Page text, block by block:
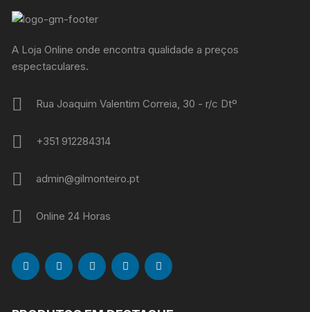
A Loja Online onde encontra qualidade a preços
espectaculares.
Rua Joaquim Valentim Correia, 30 - r/c Dtº
+351 912284314
admin@gilmonteiro.pt
Online 24 Horas